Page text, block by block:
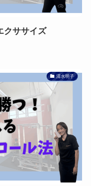
クササイズ
清水明子